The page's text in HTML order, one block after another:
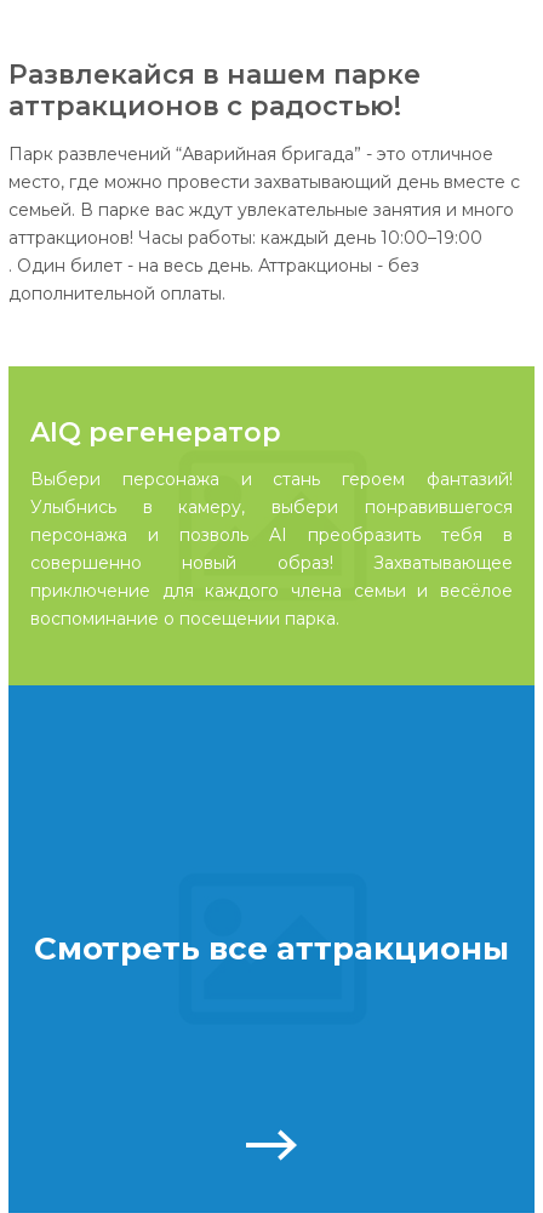
Развлекайся в нашем парке
аттракционов с радостью!
Парк развлечений “Аварийная бригада” - это отличное
место, где можно провести захватывающий день вместе с
семьей. В парке вас ждут увлекательные занятия и много
аттракционов! Часы работы: каждый день 10:00–19:00
. Один билет - на весь день. Аттракционы - без
дополнительной оплаты.
AIQ регенератор
Выбери персонажа и стань героем фантазий!
Улыбнись в камеру, выбери понравившегося
персонажа и позволь AI преобразить тебя в
совершенно новый образ! Захватывающее
приключение для каждого члена семьи и весёлое
воспоминание о посещении парка.
Смотреть все аттракционы